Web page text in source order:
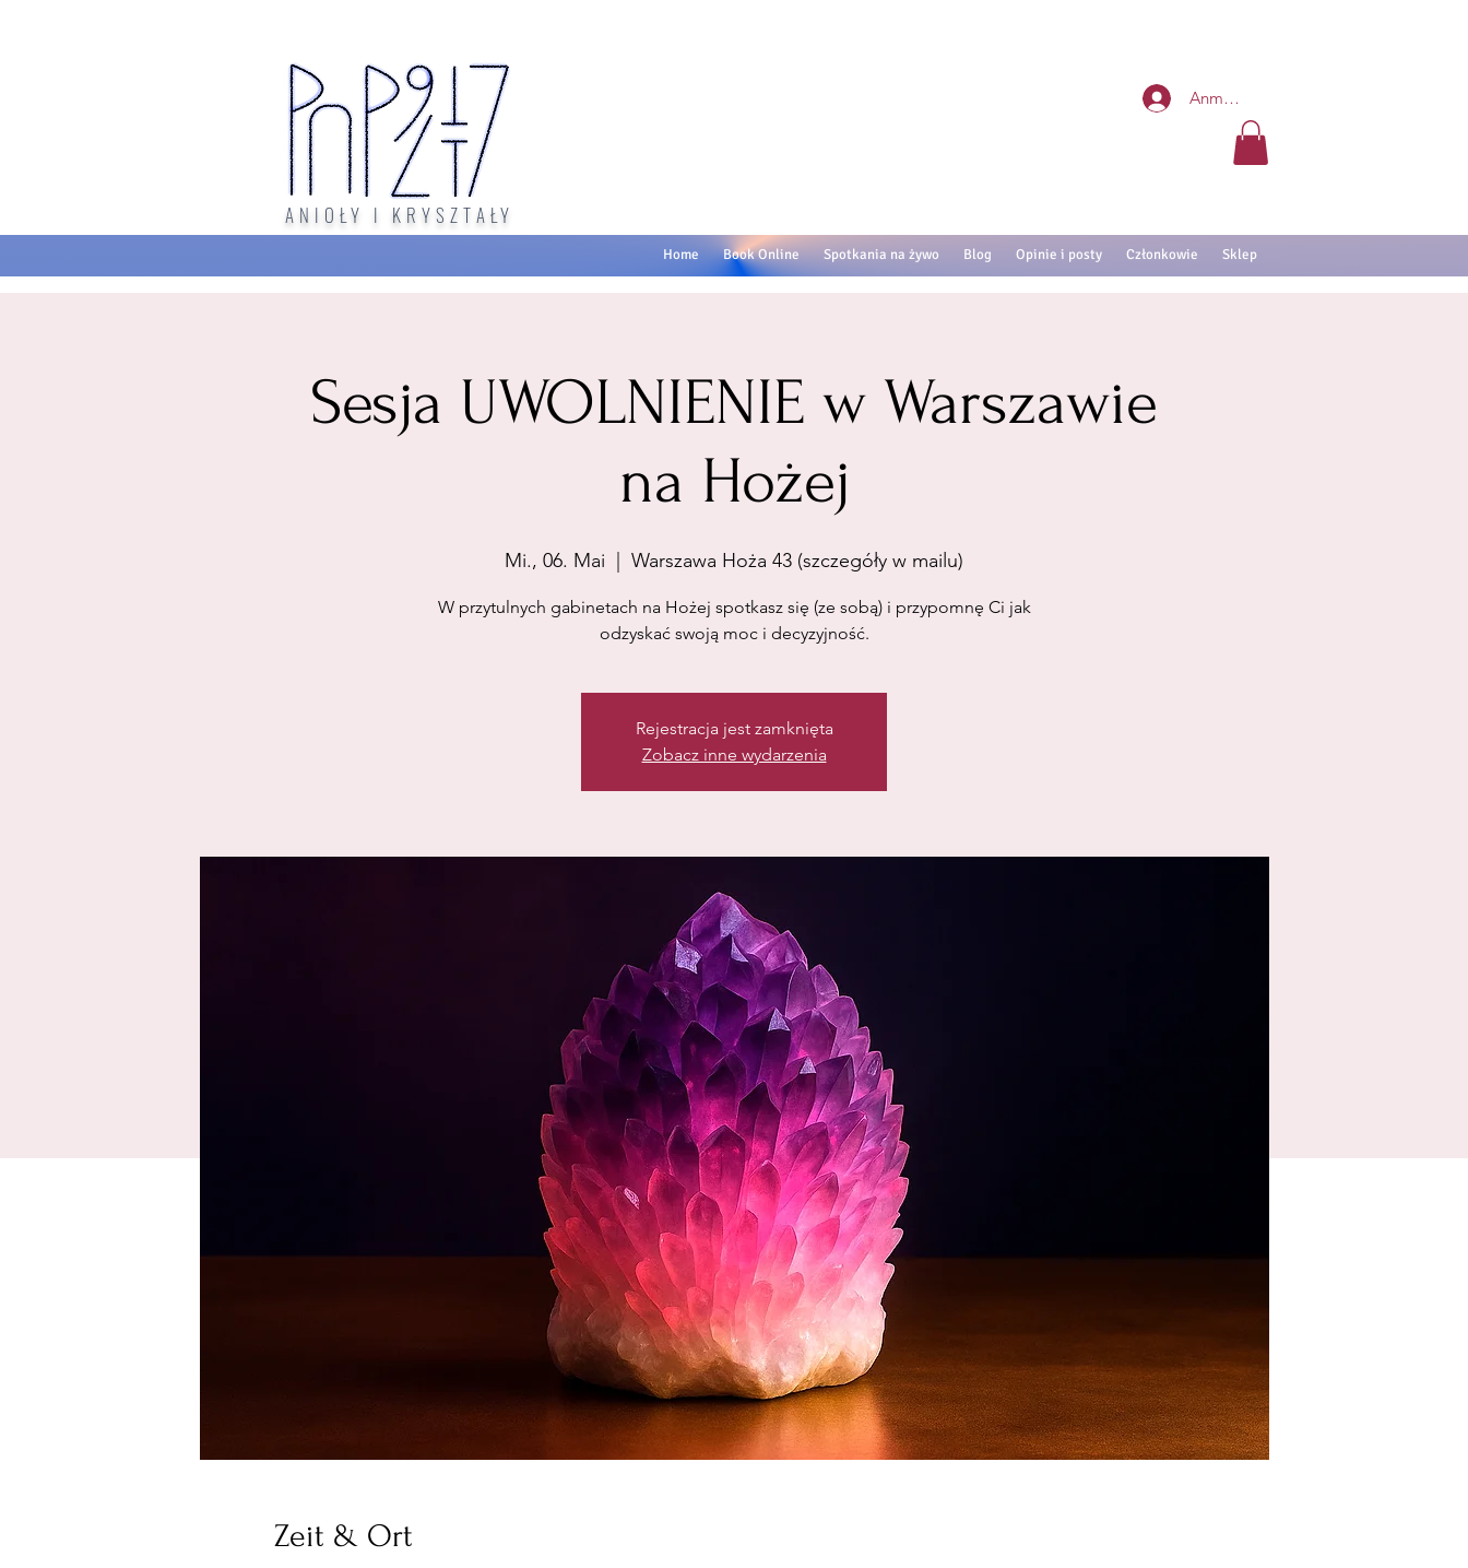
Anmelden
Home Book Online Spotkania na żywo Blog Opinie i posty Członkowie Sklep
ANIOŁY I KRYSZTAŁY
Sesja UWOLNIENIE w Warszawie
na Hożej
Mi., 06. Mai
  |
Warszawa Hoża 43 (szczegóły w mailu)
W przytulnych gabinetach na Hożej spotkasz się (ze sobą) i przypomnę Ci jak
odzyskać swoją moc i decyzyjność.
Rejestracja jest zamknięta
Zobacz inne wydarzenia
Zeit & Ort